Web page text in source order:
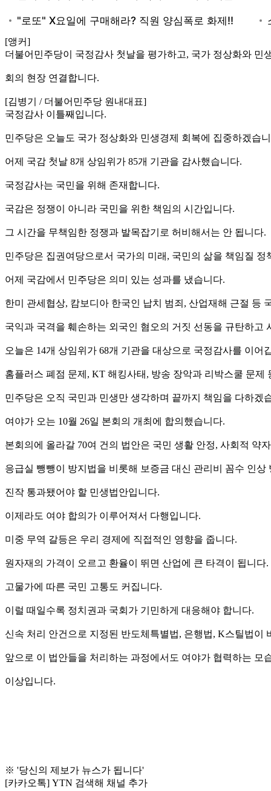
[앵커]
더불어민주당이 국정감사 첫날을 평가하고, 국가 정상화와 민
회의 현장 연결합니다.
[김병기 / 더불어민주당 원내대표]
국정감사 이틀째입니다.
민주당은 오늘도 국가 정상화와 민생경제 회복에 집중하겠습
어제 국감 첫날 8개 상임위가 85개 기관을 감사했습니다.
국정감사는 국민을 위해 존재합니다.
국감은 정쟁이 아니라 국민을 위한 책임의 시간입니다.
그 시간을 무책임한 정쟁과 발목잡기로 허비해서는 안 됩니다.
민주당은 집권여당으로서 국가의 미래, 국민의 삶을 책임질
어제 국감에서 민주당은 의미 있는 성과를 냈습니다.
한미 관세협상, 캄보디아 한국인 납치 범죄, 산업재해 근절 등
국익과 국격을 훼손하는 외국인 혐오의 거짓 선동을 규탄하고
오늘은 14개 상임위가 68개 기관을 대상으로 국정감사를 이어
홈플러스 폐점 문제, KT 해킹사태, 방송 장악과 리박스쿨 문제
민주당은 오직 국민과 민생만 생각하며 끝까지 책임을 다하겠
여야가 오는 10월 26일 본회의 개최에 합의했습니다.
본회의에 올라갈 70여 건의 법안은 국민 생활 안정, 사회적 약
응급실 뺑뺑이 방지법을 비롯해 보증금 대신 관리비 꼼수 인
진작 통과됐어야 할 민생법안입니다.
이제라도 여야 합의가 이루어져서 다행입니다.
미중 무역 갈등은 우리 경제에 직접적인 영향을 줍니다.
원자재의 가격이 오르고 환율이 뛰면 산업에 큰 타격이 됩니다.
고물가에 따른 국민 고통도 커집니다.
이럴 때일수록 정치권과 국회가 기민하게 대응해야 합니다.
신속 처리 안건으로 지정된 반도체특별법, 은행법, K스틸법이
앞으로 이 법안들을 처리하는 과정에서도 여야가 협력하는 모
이상입니다.
※ '당신의 제보가 뉴스가 됩니다'
[카카오톡] YTN 검색해 채널 추가